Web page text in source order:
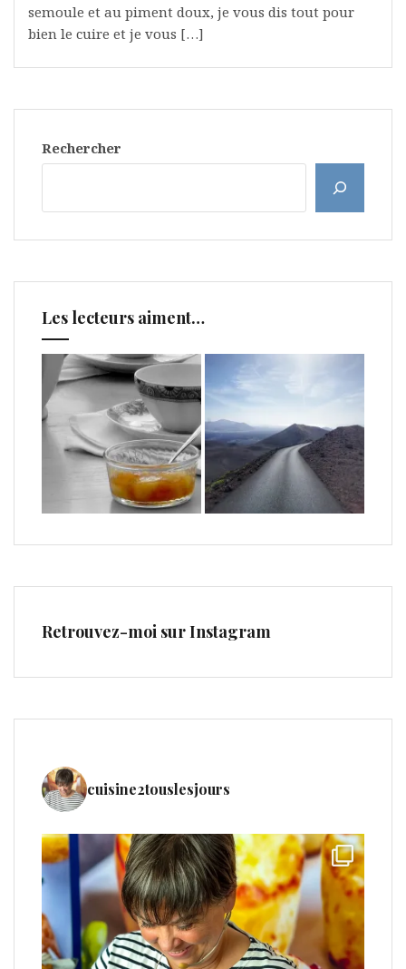
semoule et au piment doux, je vous dis tout pour
bien le cuire et je vous […]
Rechercher
Les lecteurs aiment…
Retrouvez-moi sur Instagram
cuisine2touslesjours